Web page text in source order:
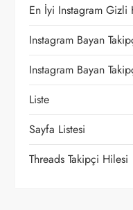
i
n
m
e
s
i
En İyi Instagram Gizli
Instagram Bayan
Instagram Bayan
Liste
Sayfa Listesi
Threads Takipçi Hilesi